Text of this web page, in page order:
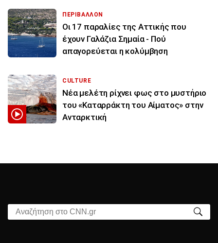
ΠΕΡΙΒΑΛΛΟΝ
Οι 17 παραλίες της Αττικής που
έχουν Γαλάζια Σημαία - Πού
απαγορεύεται η κολύμβηση
CULTURE
Νέα μελέτη ρίχνει φως στο μυστήριο
του «Καταρράκτη του Αίματος» στην
Ανταρκτική
Αναζήτηση στο CNN.gr